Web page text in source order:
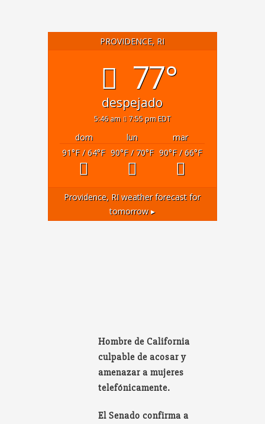
PROVIDENCE, RI
77°
despejado
5:46 am 7:55 pm EDT
dom lun
mar
91°F/ 64°F 90°F/ 70°F 90°F/ 66°F
Providence, RI weather forecast for
tomorrow ▸
Hombre de California
culpable de acosar y
amenazar a mujeres
telefónicamente.
El Senado confirma a